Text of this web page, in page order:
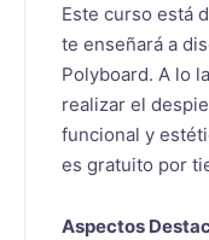
Este curso está
te enseñará a
Polyboard. A lo
realizar el
funcional y
es gratuito por
Aspectos